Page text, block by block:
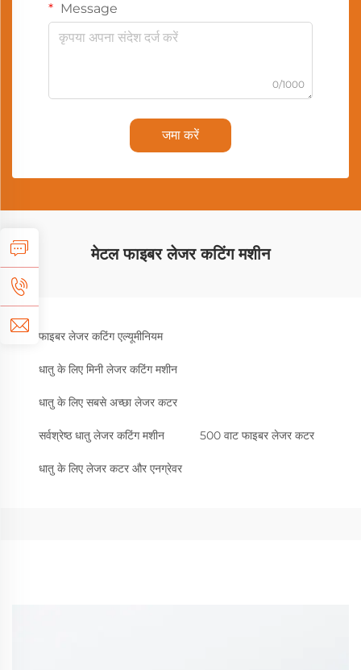
Message
0/1000
जमा करें
मेटल फाइबर लेजर कटिंग मशीन
फाइबर लेजर कटिंग एल्यूमीनियम
धातु के लिए मिनी लेजर कटिंग मशीन
धातु के लिए सबसे अच्छा लेजर कटर
सर्वश्रेष्ठ धातु लेजर कटिंग मशीन 500 वाट फाइबर लेजर कटर
धातु के लिए लेजर कटर और एनग्रेवर